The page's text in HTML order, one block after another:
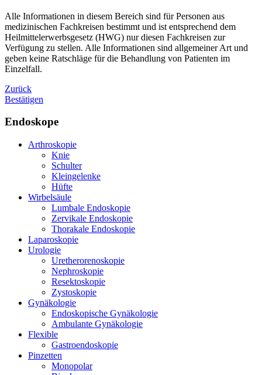
Alle Informationen in diesem Bereich sind für Personen aus
medizinischen Fachkreisen bestimmt und ist entsprechend dem
Heilmittelerwerbsgesetz (HWG) nur diesen Fachkreisen zur
Verfügung zu stellen. Alle Informationen sind allgemeiner Art und
geben keine Ratschläge für die Behandlung von Patienten im
Einzelfall.
Zurück
Bestätigen
Endoskope
Arthroskopie
Knie
Schulter
Kleingelenke
Hüfte
Wirbelsäule
Lumbale Endoskopie
Zervikale Endoskopie
Thorakale Endoskopie
Laparoskopie
Urologie
Uretherorenoskopie
Nephroskopie
Resektoskopie
Zystoskopie
Gynäkologie
Endoskopische Gynäkologie
Ambulante Gynäkologie
Flexible
Gastroendoskopie
Pinzetten
Monopolar